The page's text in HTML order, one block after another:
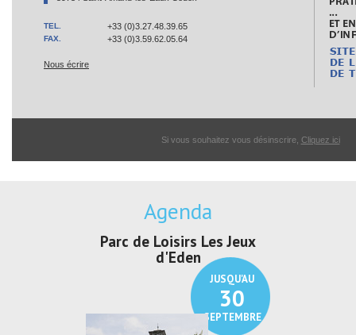
TEL. +33 (0)3.27.48.39.65
FAX. +33 (0)3.59.62.05.64
Nous écrire
Si vous souhaitez vous désinscrire, Cliquez ici
Agenda
SEPTEMBRE
Loisirs Les Jeux
JUSQU'AU
21
SEPTEMBRE
Exposition "Lucien Jonas -
Au pays du charbon ...